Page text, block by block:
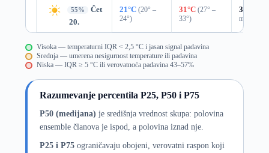
55%
Čet
20.
21°C (20° –
24°)
31°C (27° –
33°)
39%
mm)
Visoka — temperaturni IQR < 2,5 °C i jasan signal padavina
Srednja — umerena nesigurnost temperature ili padavina
Niska — IQR ≥ 5 °C ili verovatnoća padavina 43–57%
Razumevanje percentila P25, P50 i P75
P50 (medijana) je središnja vrednost skupa: polovina
ensemble članova je ispod, a polovina iznad nje.
P25 i P75ograničavaju obojeni, verovatni raspon koji